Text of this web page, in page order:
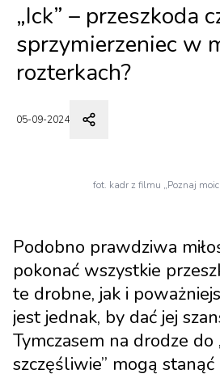
„Ick” – przeszkoda
sprzymierzeniec w
rozterkach?
05-09-2024
fot. kadr z filmu „Poznaj
Podobno prawdziwa
pokonać wszystkie
te drobne, jak i
jest jednak, by dać jej
Tymczasem na drodze do
szczęśliwie” mogą stanąć